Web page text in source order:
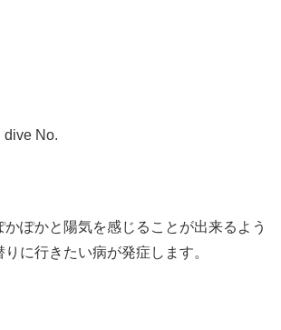
No.
ぽかと陽気を感じることが出来るよう
に行きたい病が発症します。